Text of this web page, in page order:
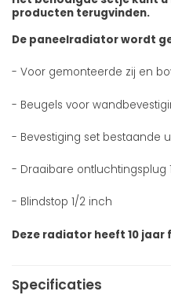
producten terugvinden.
De paneelradiator wordt
- Voor gemonteerde zij en
- Beugels voor
- Bevestiging set bestaande
- Draaibare ontluchtingsplug
- Blindstop 1/2 inch
Deze radiator heeft 10
Specificaties